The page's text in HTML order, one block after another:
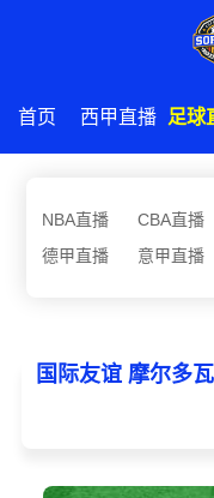
首页 西甲直播 足球
NBA直播 CBA直播
德甲直播
意甲直播
国际友谊 摩尔多